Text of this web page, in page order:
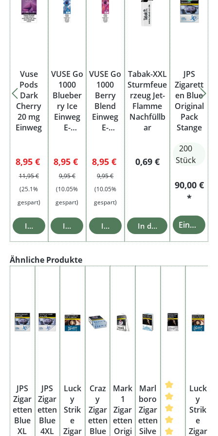
Vuse
Pods
Dark
Cherry
20 mg
Einweg
Verkaufspreis:
8,95 €
Regulärer Preis:
11,95 €
(25.1%
gespart)
In den Warenkorb
VUSE Go
1000
Blueber
ry Ice
Einweg
E-
mg
Verkaufspreis:
8,95 €
Regulärer Preis:
9,95 €
(10.05%
gespart)
In den Warenkorb
VUSE Go
1000
Berry
Blend
Einweg
E-
mg
Verkaufspreis:
8,95 €
Regulärer Preis:
9,95 €
(10.05%
gespart)
In den Warenkorb
Tabak-XXL
Sturmfeue
rzeug Jet-
Flamme
Nachfüllb
ar
Regulärer Preis:
0,69 €
In den Warenkorb
JPS
Zigarett
en Blue
Original
Pack
Stange
200
Stück
90,00 €
*
Einzelheiten
Produktgalerie überspringen
Ähnliche Produkte
JPS
Zigar
etten
Blue
XL
JPS
Zigar
etten
Blue
4XL
Luck
y
Strik
e
Zigar
Craz
y
Zigar
etten
Blue
Mark
1
Zigar
etten
Origi
Marl
boro
Zigar
etten
Silve
Luck
y
Strik
e
Zigar